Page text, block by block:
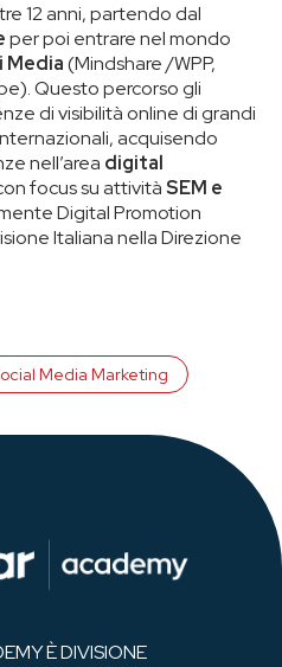
12 anni, partendo dal
per poi entrare nel mondo
Media(Mindshare /WPP,
Questo percorso gli
di visibilità online di grandi
acquisendo
nell’area digital
focus su attivitàSEM e
Digital Promotion
Italiana nella Direzione
Media Marketing
È DIVISIONE